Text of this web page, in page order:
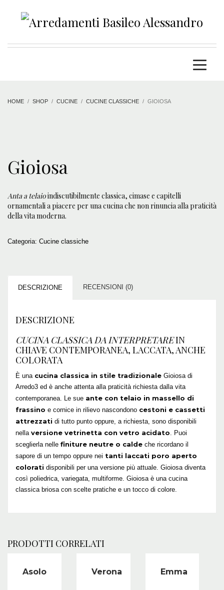
HOME SHOP CUCINE CUCINE CLASSICHE GIOIOSA
Gioiosa
Anta a telaioindiscutibilmente classica, cimase e capitelli
ornamentali a piacere per una cucina che non rinuncia alla praticità
della vita moderna.
Categoria: Cucine classiche
DESCRIZIONE RECENSIONI (0)
DESCRIZIONE
CUCINA CLASSICA DA INTERPRETAREIN
CHIAVE CONTEMPORANEA, LACCATA, ANCHE
COLORATA
È una cucina classica in stile tradizionale Gioiosa di
Arredo3 ed è anche attenta alla praticità richiesta dalla vita
contemporanea. Le sue ante con telaio in massello di
frassino e cornice in rilievo nascondono cestoni e cassetti
attrezzati di tutto punto oppure, a richiesta, sono disponibili
nella versione vetrinetta con vetro acidato . Puoi
sceglierla nelle finiture neutre o calde che ricordano il
sapore di un tempo oppure nei tanti laccati poro aperto
colorati disponibili per una versione più attuale. Gioiosa diventa
così poliedrica, variegata, multiforme. Gioiosa è una cucina
classica briosa con scelte pratiche e un tocco di colore.
PRODOTTI CORRELATI
Asolo Verona Emma